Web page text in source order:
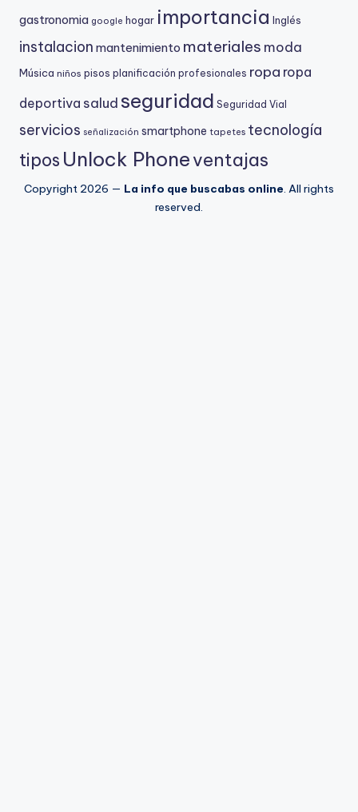
gastronomia google hogar importancia Inglés
instalacion mantenimiento materiales moda
Música niños pisos planificación profesionales ropa ropa
deportiva salud seguridad Seguridad Vial
servicios señalización smartphone tapetes tecnología
tipos Unlock Phoneventajas
Copyright 2026 — La info que buscabas online. All rights
reserved.